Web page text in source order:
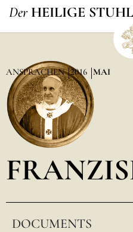
Der HEILIGE STUHL
ANSPRACHEN 2016 MAI
DOCUMENTS